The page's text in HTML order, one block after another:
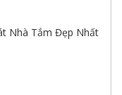
Nhà Tắm Đẹp Nhất